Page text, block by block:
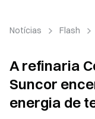
Notícias Flash
A refinaria
Suncor
energia de